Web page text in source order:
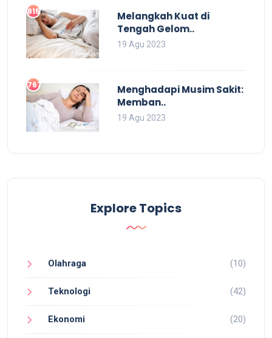
815
Melangkah Kuat di
Tengah Gelom..
19 Agu 2023
767
Menghadapi Musim Sakit:
Memban..
19 Agu 2023
Explore Topics
Olahraga (10)
Teknologi (42)
Ekonomi (20)